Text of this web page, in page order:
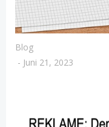
Blog
- Juni 21, 2023